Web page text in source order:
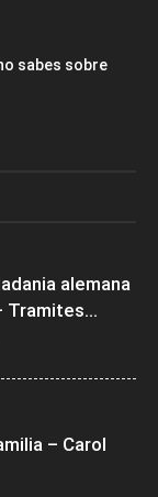
sabes sobre
alemana
Tramites...
– Carol